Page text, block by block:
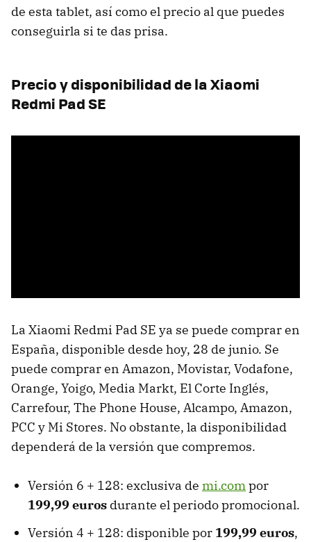
de esta tablet, así como el precio al que puedes
conseguirla si te das prisa.
Precio y disponibilidad de la Xiaomi
Redmi Pad SE
La Xiaomi Redmi Pad SE ya se puede comprar en
España, disponible desde hoy, 28 de junio. Se
puede comprar en Amazon, Movistar, Vodafone,
Orange, Yoigo, Media Markt, El Corte Inglés,
Carrefour, The Phone House, Alcampo, Amazon,
PCC y Mi Stores. No obstante, la disponibilidad
dependerá de la versión que compremos.
Versión 6 + 128: exclusiva de mi.compor
199,99 euros durante el periodo promocional.
Versión 4 + 128: disponible por 199,99 euros,